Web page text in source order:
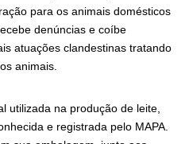
para os animais domésticos
denúncias e coíbe
atuações clandestinas tratando
animais.
utilizada na produção de leite,
e registrada pelo MAPA.